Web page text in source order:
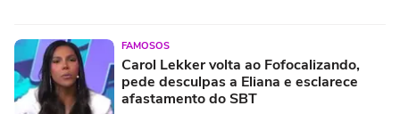
FAMOSOS
Carol Lekker volta ao Fofocalizando,
pede desculpas a Eliana e esclarece
afastamento do SBT